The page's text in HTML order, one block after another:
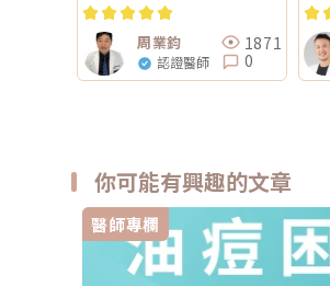
周業鈞
認證醫師
1871
0
你可能有興趣的文章
醫師專欄